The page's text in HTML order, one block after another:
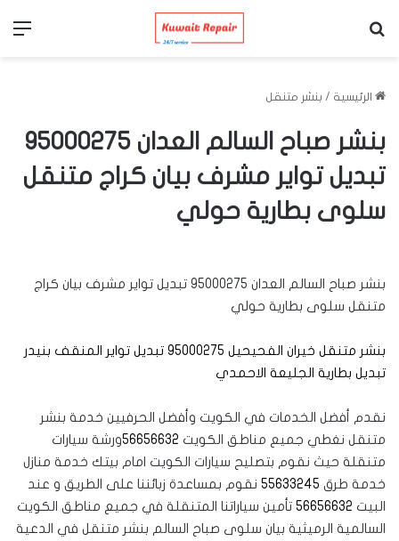
الرئيسية / بنشر متنقل
بنشر صباح السالم العدان 95000275
تبديل تواير مشرف بيان كراج متنقل
سلوى بطارية حولي
بنشر صباح السالم العدان 95000275 تبديل تواير مشرف بيان كراج
متنقل سلوى بطارية حولي
بنشر متنقل خيران الفحيحيل 95000275 تبديل تواير المنقف بنيدر
تبديل بطارية الجليعة الاحمدي
نقدم أفضل الخدمات في الكويت وأفضل الحرفيين خدمة بنشر
متنقل نغطي جميع مناطق الكويت 56656632ورشة سيارات
متنقلة حيث نقوم بتصليح سيارات الكويت امام بيتك خدمة منازل
خدمة طرق 55633245 نقوم بمساعدة زبائننا على الطريق و عند
البيت 56656632 تأمين سياراتنا المتنقلة في جميع مناطق الكويت
السالمية الرميثية بيان سلوى صباح السالم بنشر متنقل في الدعية